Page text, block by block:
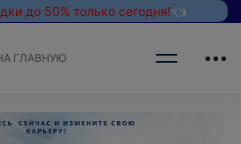
до 50% только сегодня!👈
ГЛАВНУЮ